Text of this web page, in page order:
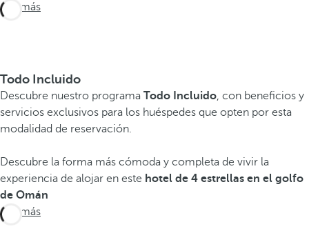
Ver más
Todo Incluido
Descubre nuestro programa Todo Incluido, con beneficios y
servicios exclusivos para los huéspedes que opten por esta
modalidad de reservación.
Descubre la forma más cómoda y completa de vivir la
experiencia de alojar en este hotel de 4 estrellas en el golfo
de Omán
Ver más